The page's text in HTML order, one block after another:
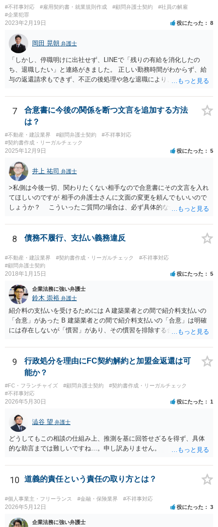
#不祥事対応 #雇用契約書・就業規則作成 #顧問弁護士契約
#社員の解雇
#企業犯罪
2023年2月19日 役にたった 8
岡田 晃朝 弁護士
「しかし、停職明けに出社せず、LINEで「残りの有給を消化したの
ち、退職したい」と連絡がきました。 正しい勤務時間がわからず、給
与の返還請求もできず、不正の後処理や急な退職により、社や他のス
状況です。」 大変悪質ですね。打刻場所のデータと、これまでのタイ
ムカードの虚偽を確認し、突き付けて責任を問題にすることになるで
しょう。 詐欺もありうるでしょうね。 「正しい時間がわからないとい
うタイムカード不正打刻による返還請求はどのようにおこなえばよい
でしょうか？」 想定できる虚偽を前提に、相手と協議して詰めればよ
いかと思います。 確実な記録があれば、それによるのがよいですが、
弁護士と相談しながら、対応策を検討する方がよいでしょう。 また、
返還が難しい場合、損害賠償を請求する事はできますでしょうか？ 法
的には可能ですが、立証の問題があります。 協議でも問題にできそう
ですが、調停なども検討できるでしょう。 また、返還請求も損害賠償
請求もせず、「詐欺」として、警察に被害届を出す事は可能でしょう
上がります。 警察に相談されてもよい事案だとは思います。
7
合意書に今後の関係を断つ文言を追加する方法
は？
#不動産・建設業界 #顧問弁護士契約
#不祥事対応
#契約書作成・リーガルチェック
2025年12月9日 役にたった 5
井上 祐司 弁護士
>私側は今後一切、関わりたくない相手なので合意書にその文言を入れ
てほしいのですが 相手の弁護士さんに文面の変更を頼んでもいいので
しょうか？ こういったご質問の場合は、必ず具体的な合意書案をも
には、ご質問のような懸念を払しょくするために、 「甲及び乙は，本
示談書に記載するもののほか，甲と乙の間には何らの債権債務が存し
ないことを相互に確認する。」 という清算条項を入れることが一般的
です。 以上に加え、「本件については，当事者協議の結果，上記示
談条件のとおり示談が成立したので，今後本件の上記示談内容に関し
てはどんな事情が生じても双方共裁判上又は裁判外においても一切異
議，請求の申立をしないことを誓約する。」という条項を入れること
がありますが、この条項は一つのプレッシャーのようなもので、現実
には今後一切裁判を起こす権利を放棄する、という合意はできません
し、予測できない後発的損害については示談後であっても請求できる
ので、上記の清算条項のみの場合がほとんどです。
8 債務不履行、支払い義務違反
#不動産・建設業界 #契約書作成・リーガルチェック
#不祥事対応
#顧問弁護士契約
2018年1月15日 役にたった 5
企業法務に強い弁護士
鈴木 崇裕 弁護士
紹介料の支払いを受けるためには A 建築業者との間で紹介料支払いの
「合意」があった B 建築業者との間で紹介料支払いの「合意」は明確
には存在しないが「慣習」があり、その慣習を排除する合意がない と
っとも、裁判所は「慣習」を容易には認めませんから、Aの主張に重き
をおくほうがよろしいと思います。 Aの主張で重要になるのは、例え
ば ・相手方建築業者が「当初払う」と言っていた事実、経緯、内容 ・
貴社が相手方建築業者に対して紹介料支払いを求めた事実 、経緯、内
容 ・相手方建築業者が過去に紹介料を支払った事実 ・相手方建築業者
が施主に対して紹介料支払いを前提とする言動をしていたかどうか な
関係を説明して見通しを立て、相手方建築業者に対する請求を行なっ
ていくことになると思います。
9
行政処分を理由にFC契約解約と加盟金返還は可
能か？
#FC・フランチャイズ #顧問弁護士契約
#契約書作成・リーガルチェック
#不祥事対応
2026年5月30日 役にたった 1
澁谷 望 弁護士
どうしてもこの相談の仕組み上、推測を基に回答せざるを得ず、具体
的な助言までは難しいですね…。申し訳ありません。
10 道義的責任という責任の取り方とは？
#個人事業主・フリーランス #金融・保険業界 #不祥事対応
2026年5月12日 役にたった 3
企業法務に強い弁護士